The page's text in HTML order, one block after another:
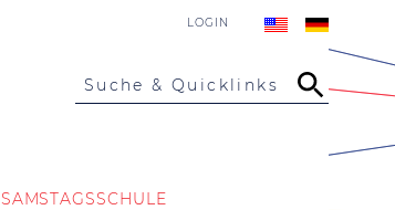
LOGIN
Suche & Quicklinks
SAMSTAGSSCHULE